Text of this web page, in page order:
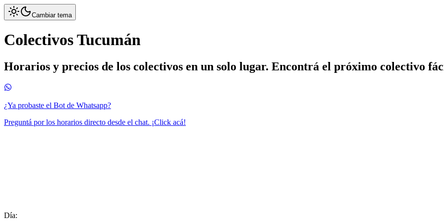
Cambiar tema
Colectivos Tucumán
Horarios y precios de los colectivos en un solo lugar. Encontrá el próximo colectivo
¿Ya probaste el Bot de Whatsapp?
Preguntá por los horarios directo desde el chat. ¡Click acá!
Día: